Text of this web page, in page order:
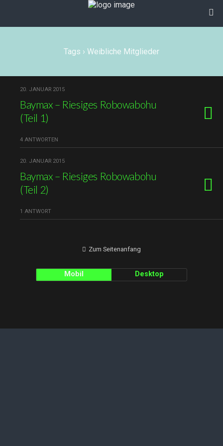
Tags › Weibliche Mitglieder
20. JANUAR 2015
Baymax – Riesiges Robowabohu
(Teil 1)
4 ANTWORTEN
20. JANUAR 2015
Baymax – Riesiges Robowabohu
(Teil 2)
1 ANTWORT
Zum Seitenanfang
Mobil Desktop